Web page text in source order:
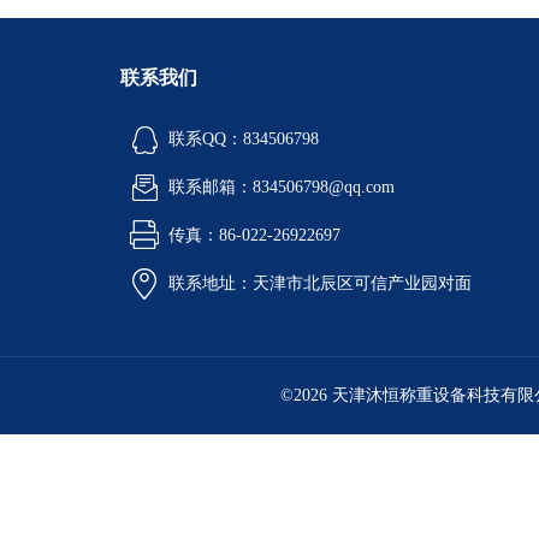
联系我们
联系QQ：834506798
联系邮箱：834506798@qq.com
传真：86-022-26922697
联系地址：天津市北辰区可信产业园对面
©2026 天津沐恒称重设备科技有